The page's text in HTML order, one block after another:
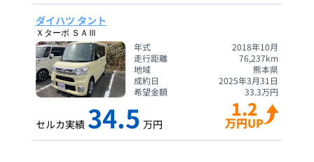
ダイハツ タント
Ｘターボ ＳＡⅢ
年式
2018年10月
走行距離
76,237km
地域
熊本県
成約日
2025年3月31日
希望金額
33.3万円
セルカ実績 34.5 万円
1.2
万円UP